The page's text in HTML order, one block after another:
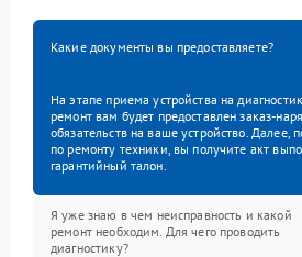
Какие документы вы предоставляете?
На этапе приема устройства на
ремонт вам будет предоставлен заказ-
обязательств на ваше устройство. Далее,
по ремонту техники, вы получите акт
гарантийный талон.
Я уже знаю в чем неисправность и какой
ремонт необходим. Для чего проводить
диагностику?